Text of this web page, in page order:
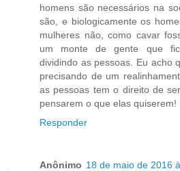
homens são necessários na
são, e biologicamente os
mulheres não, como cavar
um monte de gente que
dividindo as pessoas. Eu acho
precisando de um
as pessoas tem o direito de
pensarem o que elas quiserem!
Responder
Anônimo 18 de maio de 2016